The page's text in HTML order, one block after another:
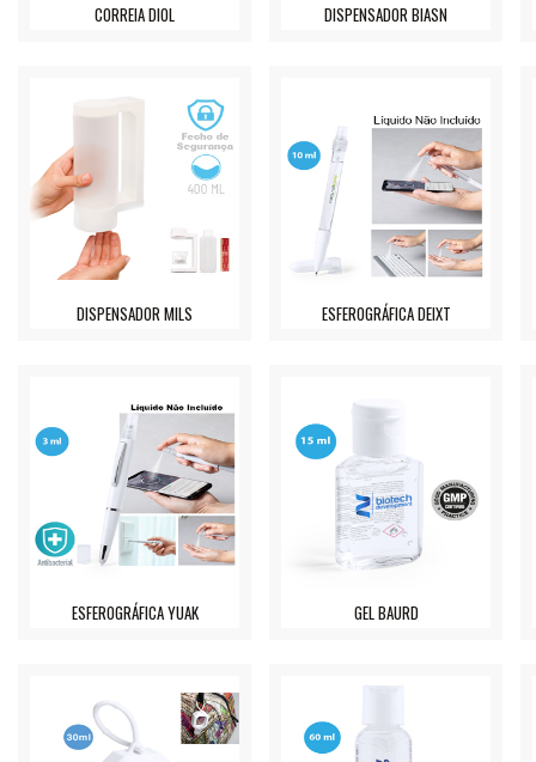
CORREIA DIOL DISPENSADOR BIASN
DISPENSADOR MILS ESFEROGRÁFICA DEIXT
ESFEROGRÁFICA YUAK GEL BAURD